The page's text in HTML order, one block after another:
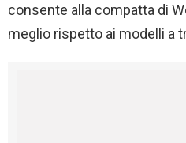
consente alla compatta di
meglio rispetto ai modelli a